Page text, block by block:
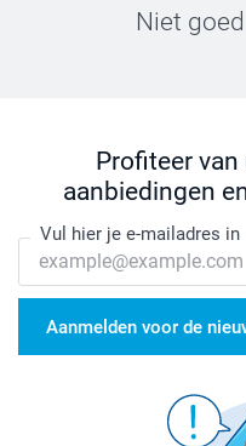
Niet
Profiteer van
aanbiedingen
Vul hier je e-mailadres in
Aanmelden voor de